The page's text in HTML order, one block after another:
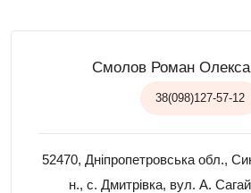
Смолов Роман
38(098)127-57-12
52470, Дніпропетровська обл.,
н., с. Дмитрівка, вул. А.